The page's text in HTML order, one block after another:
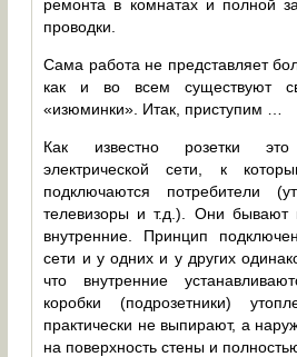
ремонта в комнатах и полной
проводки.
Сама работа не представляет
как и во всем существуют
«изюминки». Итак, приступим …
Как известно розетки
электрической сети, к
подключаются потребители
телевизоры и т.д.). Они бывают
внутренние. Принцип
сети и у одних и у других
что внутренние
коробки (подрозетники)
практически не выпирают, а
на поверхность стены и